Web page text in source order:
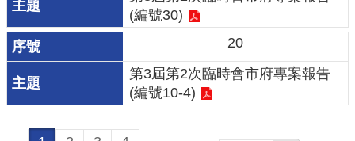
隱
私
權
政
(編號30)
20
第3屆第2次臨時會市府專案報告
(編號10-4)